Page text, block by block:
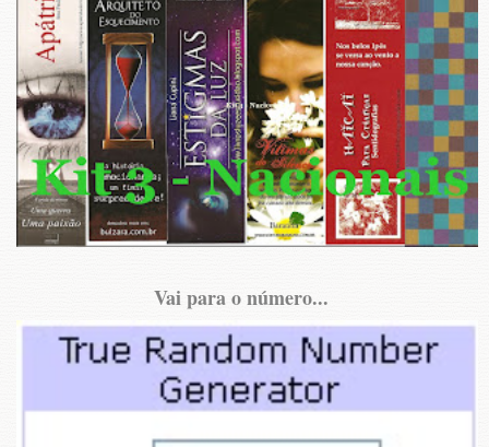
Vai para o número...